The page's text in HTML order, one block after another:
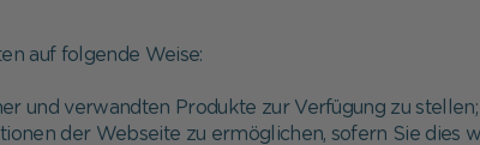
auf folgende Weise:
und verwandten Produkte zur Verfügung zu stellen;
der Webseite zu ermöglichen, sofern Sie dies